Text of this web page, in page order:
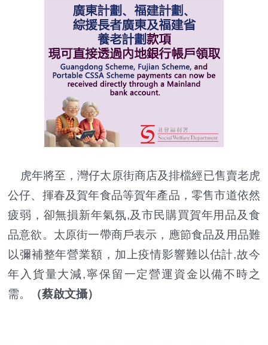
虎年將至，灣仔太原街商店及排檔經已售賣老虎
公仔、揮春及賀年食品等賀年產品，零售市道依然
疲弱，卻無損新年氣氛,及市民購買賀年用品及食
品意欲。太原街一帶商戶表示，應節食品及用品難
以彌補整年營業額，加上疫情影響難以估計,故今
年入貨量大減,寧保留一定營運資金以備不時之
需。
（蔡啟文攝）